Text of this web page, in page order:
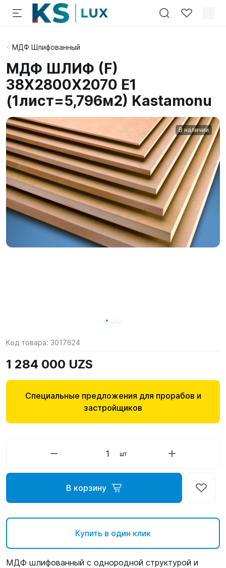
МДФ Шлифованный
МДФ ШЛИФ (F)
38X2800X2070 E1
(1лист=5,796м2) Kastamonu
В наличии
Код товара: 3017624
1 284 000 UZS
Специальные предложения для прорабов и
застройщиков
шт
В корзину
Купить в один клик
МДФ шлифованный с однородной структурой и